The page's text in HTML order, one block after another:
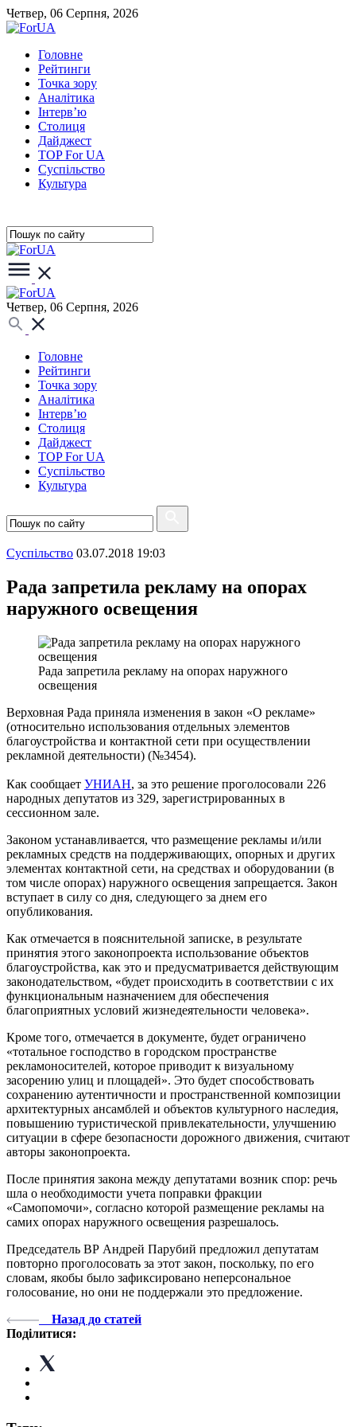
Четвер, 06 Серпня, 2026
Головне
Рейтинги
Точка зору
Аналітика
Інтерв’ю
Столиця
Дайджест
TOP For UA
Суспiльство
Культура
Четвер, 06 Серпня, 2026
Головне
Рейтинги
Точка зору
Аналітика
Інтерв’ю
Столиця
Дайджест
TOP For UA
Суспiльство
Культура
Суспiльство 03.07.2018 19:03
Рада запретила рекламу на опорах
наружного освещения
Рада запретила рекламу на опорах наружного
освещения
Верховная Рада приняла изменения в закон «О рекламе»
(относительно использования отдельных элементов
благоустройства и контактной сети при осуществлении
рекламной деятельности) (№3454).
Как сообщает УНИАН, за это решение проголосовали 226
народных депутатов из 329, зарегистрированных в
сессионном зале.
Законом устанавливается, что размещение рекламы и/или
рекламных средств на поддерживающих, опорных и других
элементах контактной сети, на средствах и оборудовании (в
том числе опорах) наружного освещения запрещается. Закон
вступает в силу со дня, следующего за днем его
опубликования.
Как отмечается в пояснительной записке, в результате
принятия этого законопроекта использование объектов
благоустройства, как это и предусматривается действующим
законодательством, «будет происходить в соответствии с их
функциональным назначением для обеспечения
благоприятных условий жизнедеятельности человека».
Кроме того, отмечается в документе, будет ограничено
«тотальное господство в городском пространстве
рекламоносителей, которое приводит к визуальному
засорению улиц и площадей». Это будет способствовать
сохранению аутентичности и пространственной композиции
архитектурных ансамблей и объектов культурного наследия,
повышению туристической привлекательности, улучшению
ситуации в сфере безопасности дорожного движения, считают
авторы законопроекта.
После принятия закона между депутатами возник спор: речь
шла о необходимости учета поправки фракции
«Самопомочи», согласно которой размещение рекламы на
самих опорах наружного освещения разрешалось.
Председатель ВР Андрей Парубий предложил депутатам
повторно проголосовать за этот закон, поскольку, по его
словам, якобы было зафиксировано неперсональное
голосование, но они не поддержали это предложение.
Назад до статей
Поділитися: